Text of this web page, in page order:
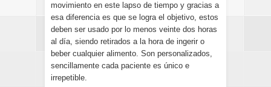
movimiento en este lapso de tiempo y gracias a
esa diferencia es que se logra el objetivo, estos
deben ser usado por lo menos veinte dos horas
al día, siendo retirados a la hora de ingerir o
beber cualquier alimento. Son personalizados,
sencillamente cada paciente es único e
irrepetible.